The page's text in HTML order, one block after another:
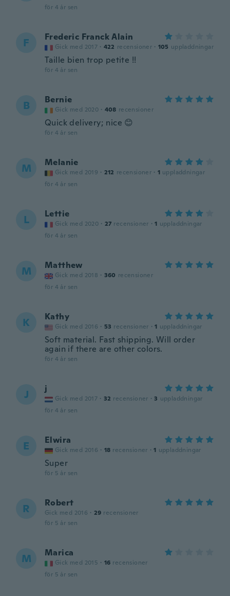
för 4 år sen
F Frederic Franck Alain
Gick med 2017 · 422 recensioner · 105 uppladdningar
Taille bien trop petite !!
för 4 år sen
B Bernie
Gick med 2020 · 408 recensioner
Quick delivery; nice 😊
för 4 år sen
M Melanie
Gick med 2019 · 212 recensioner · 1 uppladdningar
för 4 år sen
L Lettie
Gick med 2020 · 27 recensioner · 1 uppladdningar
för 4 år sen
M Matthew
Gick med 2018 · 360 recensioner
för 4 år sen
K Kathy
Gick med 2016 · 53 recensioner · 1 uppladdningar
Soft material. Fast shipping. Will order
again if there are other colors.
för 4 år sen
J j
Gick med 2017 · 32 recensioner · 3 uppladdningar
för 4 år sen
E Elwira
Gick med 2016 · 18 recensioner · 1 uppladdningar
Super
för 5 år sen
R Robert
Gick med 2016 · 29 recensioner
för 5 år sen
M Marica
Gick med 2015 · 16 recensioner
för 5 år sen